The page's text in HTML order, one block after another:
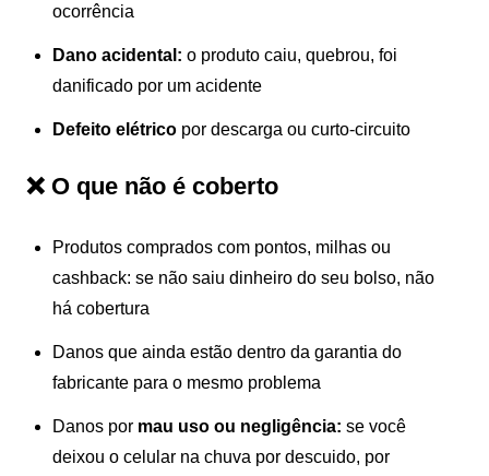
ocorrência
Dano acidental: o produto caiu, quebrou, foi
danificado por um acidente
Defeito elétrico por descarga ou curto-circuito
❌ O que não é coberto
Produtos comprados com pontos, milhas ou
cashback: se não saiu dinheiro do seu bolso, não
há cobertura
Danos que ainda estão dentro da garantia do
fabricante para o mesmo problema
Danos por mau uso ou negligência: se você
deixou o celular na chuva por descuido, por